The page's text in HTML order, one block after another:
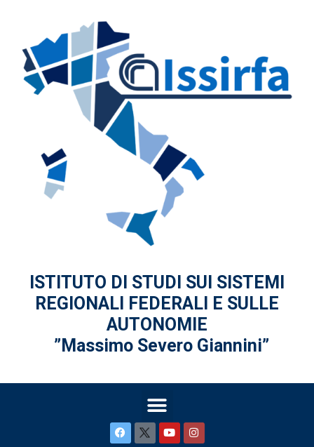
ISTITUTO DI STUDI SUI SISTEMI
REGIONALI FEDERALI
E SULLE
AUTONOMIE
”Massimo Severo Giannini”